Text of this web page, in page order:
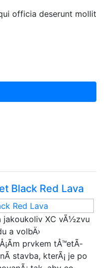
officia deserunt mollit
Black Red Lava
jakoukoliv XC vÃ½zvu
a volbÄ›
prvkem tÅ™etÃ­
stavba, kterÃ¡ je po